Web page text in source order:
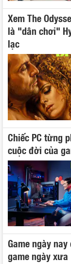
Xem The
là "dân chơi"
lạc
Chiếc PC từng
cuộc đời của
Game ngày
game ngày xưa